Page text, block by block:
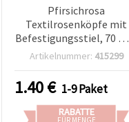
Pfirsichrosa
Textilrosenköpfe mit
Befestigungsstiel, 70
– 2er Pack (für Basteln &
Artikelnummer: 415299
1.40€ 1-9 Paket
RABATTE
FÜR MENGE